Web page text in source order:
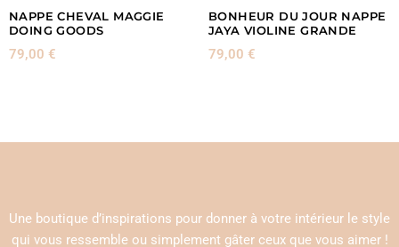
NAPPE CHEVAL MAGGIE
DOING GOODS
79,00 €
BONHEUR DU JOUR NAPPE
JAYA VIOLINE GRANDE
79,00 €
Une boutique d’inspirations pour donner à votre intérieur le style
qui vous ressemble ou simplement gâter ceux que vous aimer !